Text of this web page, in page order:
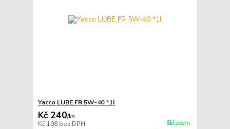
Yacco LUBE FR 5W-40 *1l
Kč 240/ks
Kč 198 bez DPH Skladem